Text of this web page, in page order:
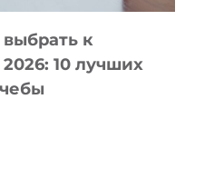
к
10 лучших